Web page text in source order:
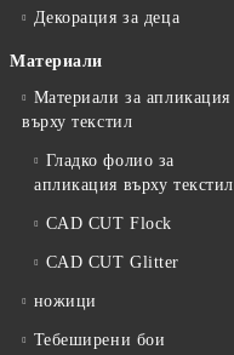
Декорация за деца
Материали
Материали за апликация
върху текстил
Гладко фолио за
апликация върху текстил
CAD CUT Flock
CAD CUT Glitter
ножици
Тебеширени бои